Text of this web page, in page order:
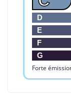
D
E
F
G
Forte